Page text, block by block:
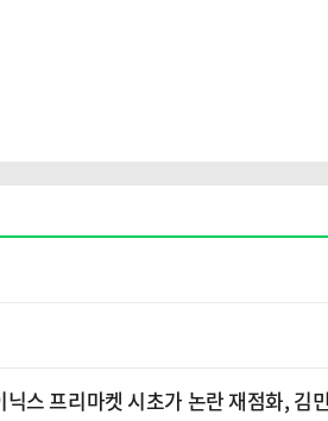
스 프리마켓 시초가 논란 재점화, 김